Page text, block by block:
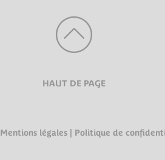
HAUT DE PAGE
Mentions légales Politique de